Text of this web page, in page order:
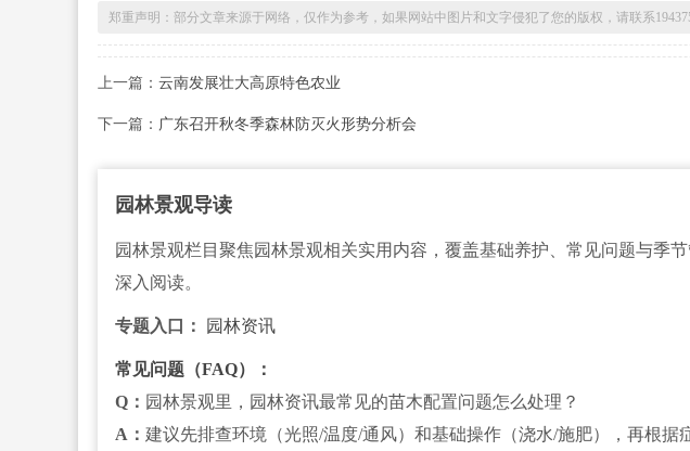
郑重声明：部分文章来源于网络，仅作为参考，如果网站中图片和文字侵犯了您的版权，请联系
上一篇： 云南发展壮大高原特色农业
下一篇： 广东召开秋冬季森林防灭火形势分析会
园林景观导读
园林景观栏目聚焦园林景观相关实用内容，覆盖基础养护、常见问题与季
深入阅读。
专题入口： 园林资讯
常见问题（FAQ）：
Q： 园林景观里，园林资讯最常见的苗木配置问题怎么处理？
A： 建议先排查环境（光照/温度/通风）和基础操作（浇水/施肥），再根据